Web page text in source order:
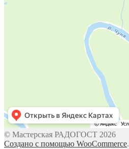
© Мастерская РАДОГОСТ 2026
Создано с помощью WooCommerce.